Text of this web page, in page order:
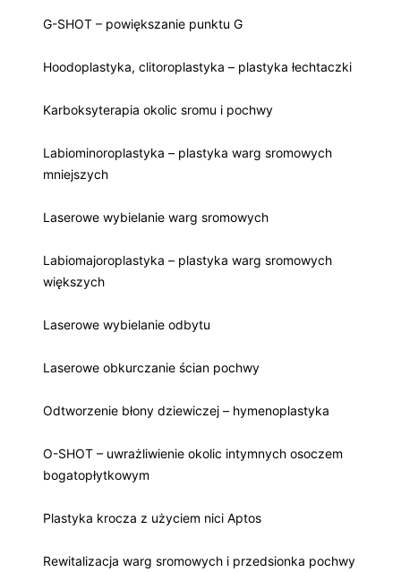
G-SHOT – powiększanie punktu G
Hoodoplastyka, clitoroplastyka – plastyka łechtaczki
Karboksyterapia okolic sromu i pochwy
Labiominoroplastyka – plastyka warg sromowych
mniejszych
Laserowe wybielanie warg sromowych
Labiomajoroplastyka – plastyka warg sromowych
większych
Laserowe wybielanie odbytu
Laserowe obkurczanie ścian pochwy
Odtworzenie błony dziewiczej – hymenoplastyka
O-SHOT – uwrażliwienie okolic intymnych osoczem
bogatopłytkowym
Plastyka krocza z użyciem nici Aptos
Rewitalizacja warg sromowych i przedsionka pochwy